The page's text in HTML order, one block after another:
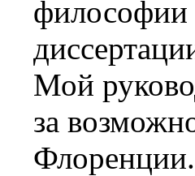
философии
Мой
за